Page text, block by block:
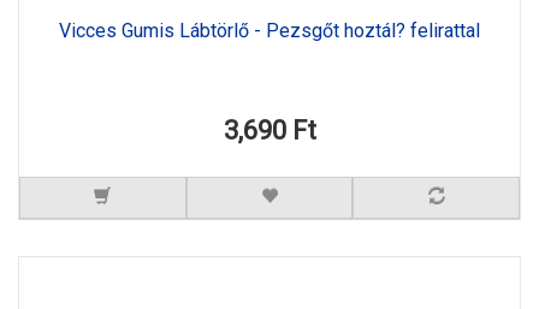
Vicces Gumis Lábtörlő - Pezsgőt hoztál? felirattal
3,690 Ft